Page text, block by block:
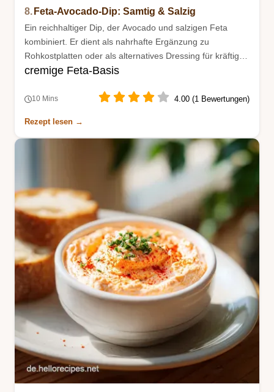
8. Feta-Avocado-Dip: Samtig & Salzig
Ein reichhaltiger Dip, der Avocado und salzigen Feta
kombiniert. Er dient als nahrhafte Ergänzung zu
Rohkostplatten oder als alternatives Dressing für kräftige
Salate.
cremige Feta-Basis
10 Mins 4.00 (1 Bewertungen)
Rezept lesen →